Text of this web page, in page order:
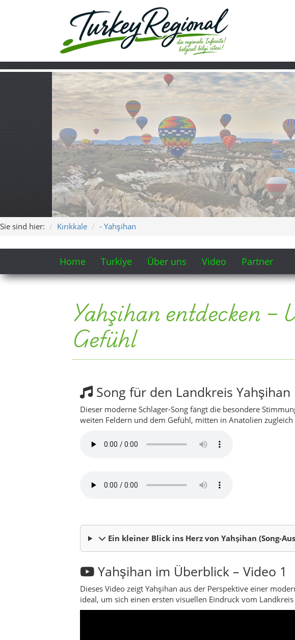
Kırıkkale - Yahşihan
Home Turkiye Über uns Video
Yahşihan entdecken
Gefühl
Song für den Landkreis Yahşihan
Dieser moderne Schlager-Song fängt die besondere
weiten Feldern und dem Gefühl, mitten in Anatolien
Ein kleiner Blick ins Herz von Yahşihan (Song-
Yahşihan im Überblick – Video 1
Dieses Video zeigt Yahşihan aus der Perspektive einer